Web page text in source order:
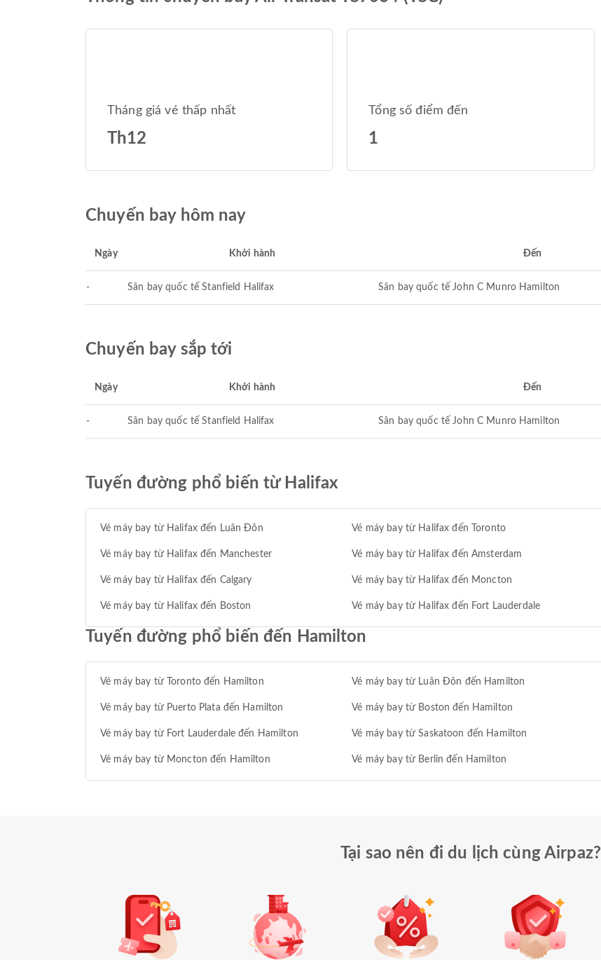
Tháng giá vé thấp nhất
Th12
Tổng số điểm đến
1
Chuyến bay hôm nay
Ngày Khởi hành Đến
- Sân bay quốc tế Stanfield Halifax Sân bay quốc tế John C Munro Hamilton
Chuyến bay sắp tới
Ngày Khởi hành Đến
- Sân bay quốc tế Stanfield Halifax Sân bay quốc tế John C Munro Hamilton
Tuyến đường phổ biến từ Halifax
Vé máy bay từ Halifax đến Luân Đôn Vé máy bay từ Halifax đến Toronto
Vé máy bay từ Halifax đến Manchester Vé máy bay từ Halifax đến Amsterdam
Vé máy bay từ Halifax đến Calgary Vé máy bay từ Halifax đến Moncton
Vé máy bay từ Halifax đến Boston Vé máy bay từ Halifax đến Fort Lauderdale
Tuyến đường phổ biến đến Hamilton
Vé máy bay từ Toronto đến Hamilton Vé máy bay từ Luân Đôn đến Hamilton
Vé máy bay từ Puerto Plata đến Hamilton Vé máy bay từ Boston đến Hamilton
Vé máy bay từ Fort Lauderdale đến Hamilton Vé máy bay từ Saskatoon đến Hamilton
Vé máy bay từ Moncton đến Hamilton Vé máy bay từ Berlin đến Hamilton
Tại sao nên đi du lịch cùng Airpaz?